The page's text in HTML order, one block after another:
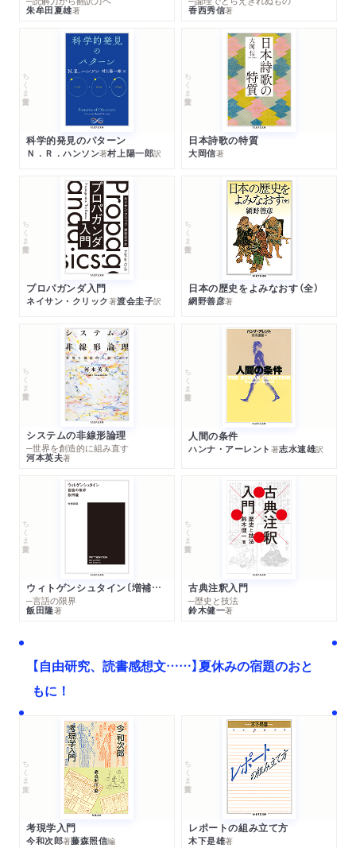
朱牟田夏雄著 香西秀信著
ちくま学芸文庫
科学的発見のパターン
Ｎ．Ｒ．ハンソン著村上陽一郎訳
ちくま学芸文庫
日本詩歌の特質
大岡信著
ちくま学芸文庫
プロパガンダ入門
ネイサン・クリック著渡会圭子訳
ちくま学芸文庫
日本の歴史をよみなおす（全）
網野善彦著
ちくま学芸文庫
システムの非線形論理
─世界を創造的に組み直す
河本英夫著
ちくま学芸文庫
人間の条件
ハンナ・アーレント 著志水速雄訳
ちくま学芸文庫
ウィトゲンシュタイン〔増補新版〕
─言語の限界
飯田隆著
ちくま学芸文庫
古典注釈入門
─歴史と技法
鈴木健一著
【自由研究、読書感想文……】夏休みの宿題のおと
もに！
ちくま文庫
考現学入門
今和次郎著藤森照信編
ちくま学芸文庫
レポートの組み立て方
木下是雄著